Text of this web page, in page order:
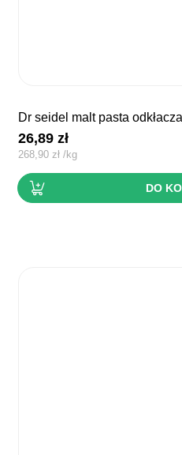
dr seidel malt pasta
26,89zł
268,90zł /kg
DO